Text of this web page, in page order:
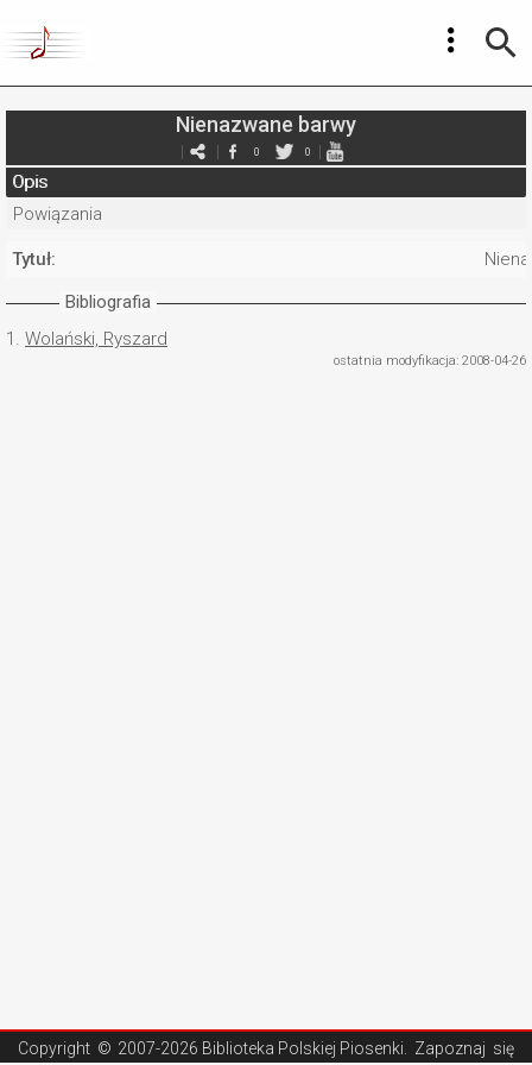
Nienazwane barwy
0 0
Opis
Powiązania
Tytuł:
Bibliografia
1. Wolański, Ryszard
ostatnia modyfikacja: 2008-04-26
Copyright © 2007-2026 Biblioteka Polskiej Piosenki . Zapoznaj się